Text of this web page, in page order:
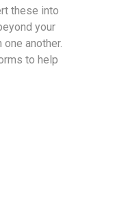
these into
your
another.
to help